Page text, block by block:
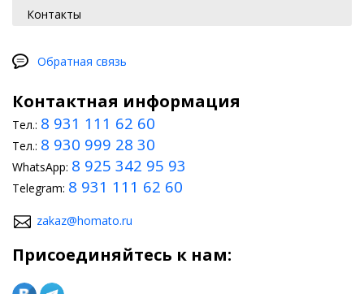
Контакты
Обратная связь
Контактная информация
Тел.: 8 931 111 62 60
Тел.: 8 930 999 28 30
WhatsApp: 8 925 342 95 93
Telegram: 8 931 111 62 60
zakaz@homato.ru
Присоединяйтесь к нам: